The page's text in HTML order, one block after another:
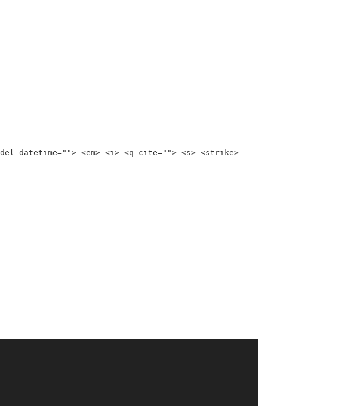
datetime=""> <em> <i> <q cite=""> <s> <strike>